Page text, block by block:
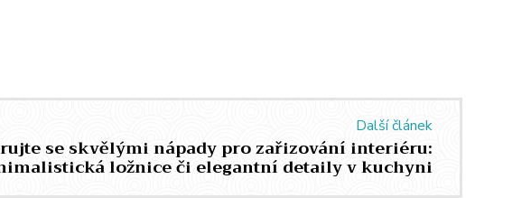
Další článek
se skvělými nápady pro zařizování interiéru:
ložnice či elegantní detaily v kuchyni